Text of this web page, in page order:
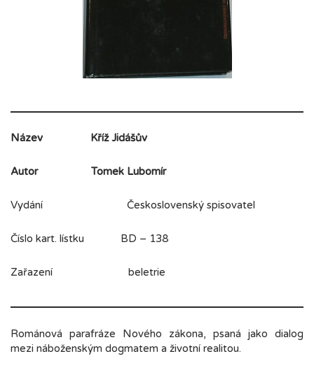
Název Kříž Jidášův
Autor Tomek Lubomír
Vydání Československý spisovatel
Číslo kart. lístku BD – 138
Zařazení beletrie
Románová parafráze Nového zákona, psaná jako dialog
mezi náboženským dogmatem a životní realitou.